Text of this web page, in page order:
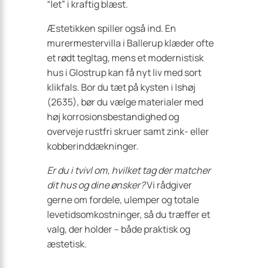
“let” i kraftig blæst.
Æstetikken spiller også ind. En
murermestervilla i Ballerup klæder ofte
et rødt tegltag, mens et modernistisk
hus i Glostrup kan få nyt liv med sort
klikfals. Bor du tæt på kysten i Ishøj
(2635), bør du vælge materialer med
høj korrosionsbestandighed og
overveje rustfri skruer samt zink- eller
kobberinddækninger.
Er du i tvivl om, hvilket tag der matcher
dit hus og dine ønsker?Vi rådgiver
gerne om fordele, ulemper og totale
levetidsomkostninger, så du træffer et
valg, der holder – både praktisk og
æstetisk.